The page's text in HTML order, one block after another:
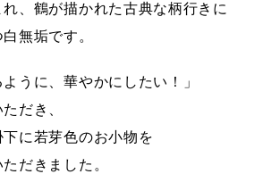
、鶴が描かれた古典な柄行きに
無垢です。
ように、華やかにしたい！」
だき、
に若芽色のお小物を
だきました。